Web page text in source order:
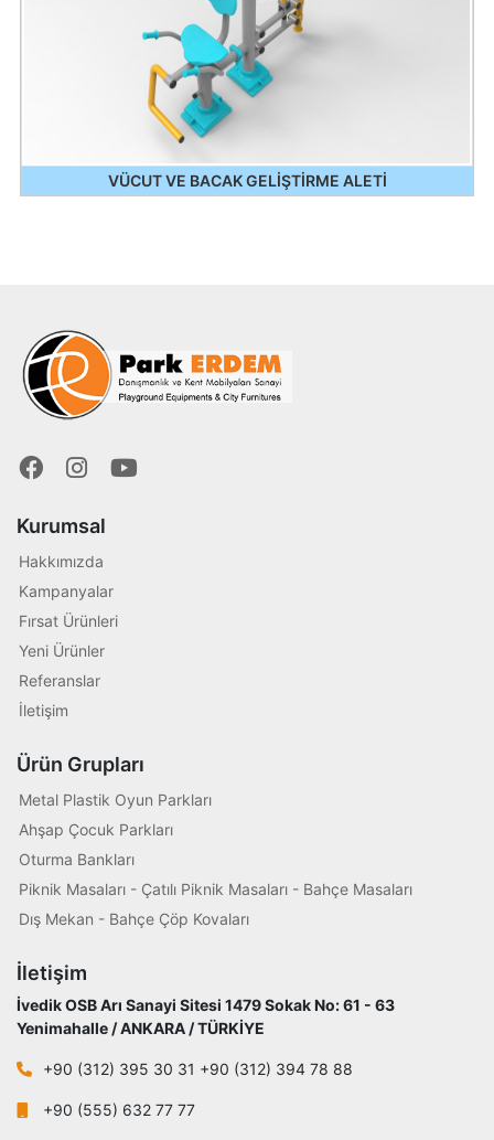
VÜCUT VE BACAK GELİŞTİRME ALETİ
Kurumsal
Hakkımızda
Kampanyalar
Fırsat Ürünleri
Yeni Ürünler
Referanslar
İletişim
Ürün Grupları
Metal Plastik Oyun Parkları
Ahşap Çocuk Parkları
Oturma Bankları
Piknik Masaları - Çatılı Piknik Masaları - Bahçe Masaları
Dış Mekan - Bahçe Çöp Kovaları
İletişim
İvedik OSB Arı Sanayi Sitesi 1479 Sokak No: 61 - 63
Yenimahalle / ANKARA / TÜRKİYE
+90 (312) 395 30 31 +90 (312) 394 78 88
+90 (555) 632 77 77